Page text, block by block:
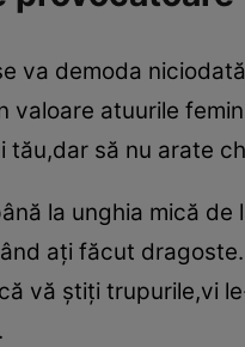
va demoda
valoare atuurile
să nu arate
la unghia mică
aţi făcut
vă ştiţi trupurile,vi